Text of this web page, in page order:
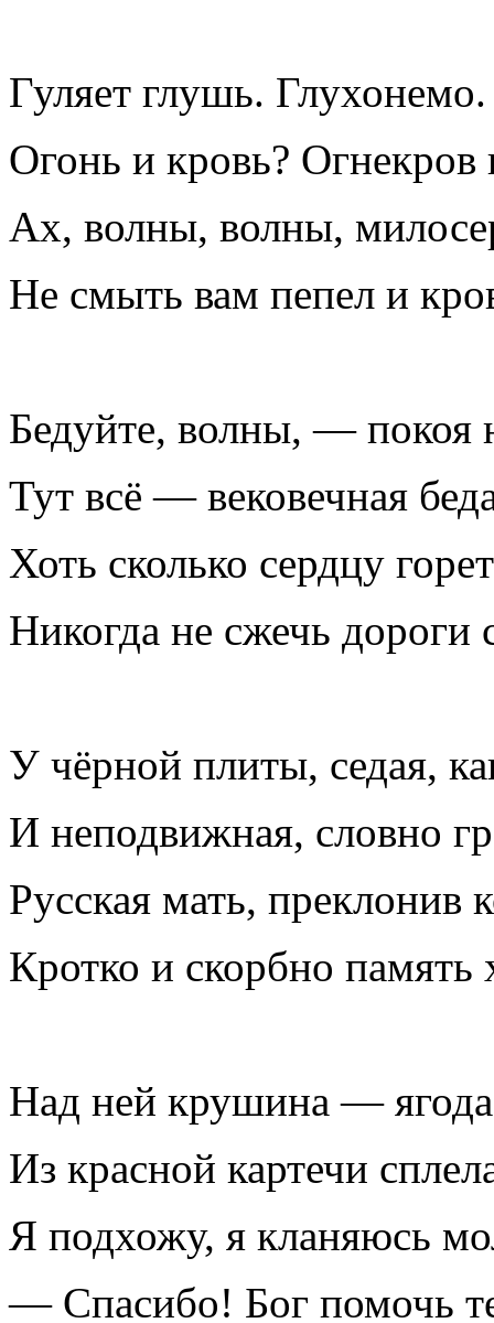
Гуляет глушь.
Огонь и кровь? Огнекров
Ах, волны, волны,
Не смыть вам пепел и
Бедуйте, волны, — покоя
Тут всё — вековечная
Хоть сколько сердцу
Никогда не сжечь дороги
У чёрной плиты, седая,
И неподвижная, словно
Русская мать, преклонив
Кротко и скорбно память
Над ней крушина —
Из красной картечи
Я подхожу, я кланяюсь
— Спасибо! Бог помочь